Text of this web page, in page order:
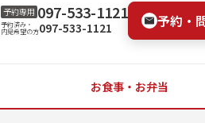
予約専用 097-533-1121
予約済み・
内見希望の方097-533-1121 予約・
お食事・お弁当